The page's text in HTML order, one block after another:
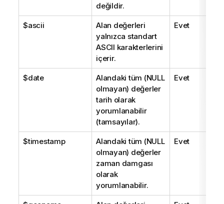
değildir.
$ascii
Alan değerleri
yalnızca standart
ASCII karakterlerini
içerir.
Evet
$date Alandaki tüm (NULL
olmayan) değerler
tarih olarak
yorumlanabilir
(tamsayılar).
Evet
$timestamp Alandaki tüm (NULL
olmayan) değerler
zaman damgası
olarak
yorumlanabilir.
Evet